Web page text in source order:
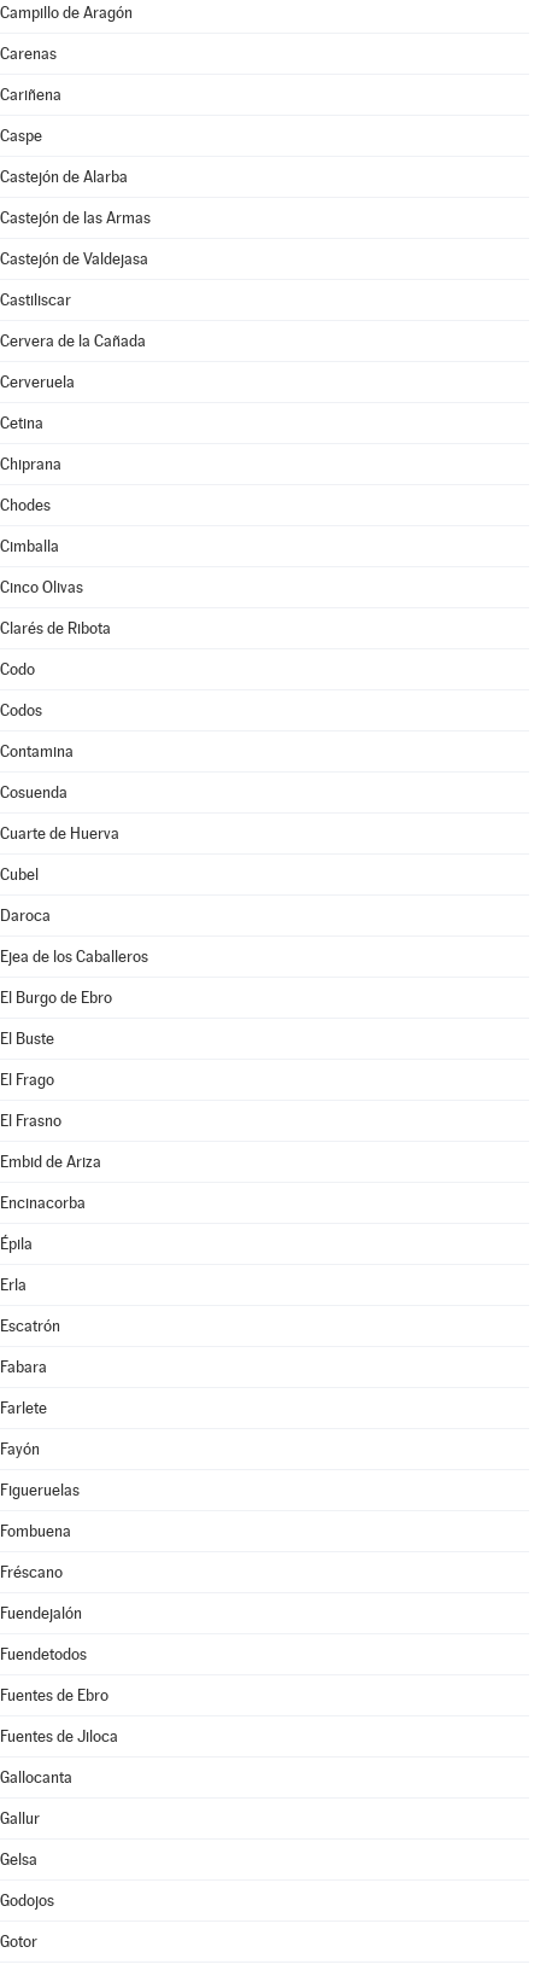
Campillo de Aragón
Carenas
Cariñena
Caspe
Castejón de Alarba
Castejón de las Armas
Castejón de Valdejasa
Castiliscar
Cervera de la Cañada
Cerveruela
Cetina
Chiprana
Chodes
Cimballa
Cinco Olivas
Clarés de Ribota
Codo
Codos
Contamina
Cosuenda
Cuarte de Huerva
Cubel
Daroca
Ejea de los Caballeros
El Burgo de Ebro
El Buste
El Frago
El Frasno
Embid de Ariza
Encinacorba
Épila
Erla
Escatrón
Fabara
Farlete
Fayón
Figueruelas
Fombuena
Fréscano
Fuendejalón
Fuendetodos
Fuentes de Ebro
Fuentes de Jiloca
Gallocanta
Gallur
Gelsa
Godojos
Gotor